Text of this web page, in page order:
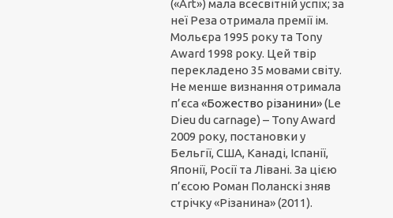
(«Art») мала всесвітній успіх; за
неї Реза отримала премії ім.
Мольєра 1995 року та Tony
Award 1998 року. Цей твір
перекладено 35 мовами світу.
Не менше визнання отримала
п’єса «Божество різанини»(Le
Dieu du carnage) – Tony Award
2009 року, постановки у
Бельгії, США, Канаді, Іспанії,
Японії, Росії та Лівані. За цією
п’єсою Роман Поланскі зняв
стрічку «Різанина» (2011).